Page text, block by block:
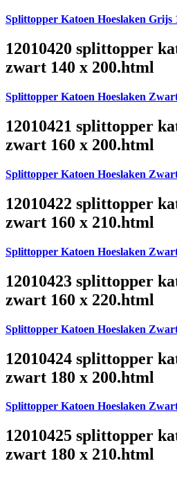
Splittopper Katoen Hoeslaken Grijs
12010420 splittopper
zwart 140 x 200.html
Splittopper Katoen Hoeslaken
12010421 splittopper
zwart 160 x 200.html
Splittopper Katoen Hoeslaken
12010422 splittopper
zwart 160 x 210.html
Splittopper Katoen Hoeslaken
12010423 splittopper
zwart 160 x 220.html
Splittopper Katoen Hoeslaken
12010424 splittopper
zwart 180 x 200.html
Splittopper Katoen Hoeslaken
12010425 splittopper
zwart 180 x 210.html